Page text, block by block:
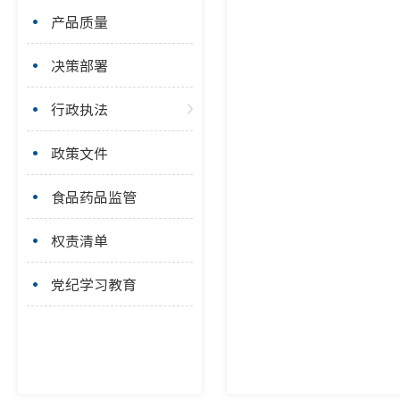
产品质量
决策部署
行政执法
政策文件
食品药品监管
权责清单
党纪学习教育